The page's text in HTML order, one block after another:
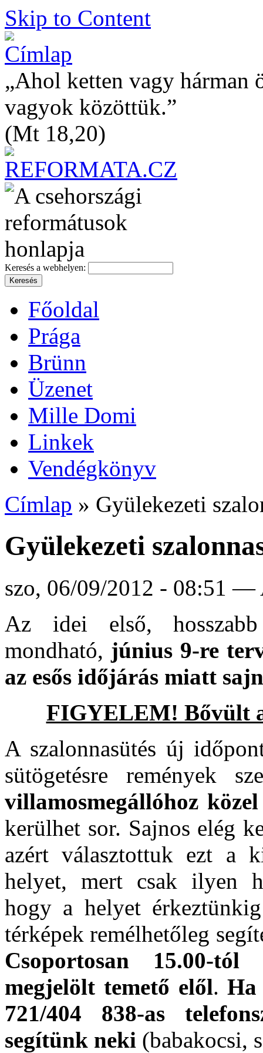
Skip to Content
„Ahol ketten vagy hárman
vagyok közöttük.”
(Mt 18,20)
Keresés a webhelyen:
Főoldal
Prága
Brünn
Üzenet
Mille Domi
Linkek
Vendégkönyv
Címlap » Gyülekezeti
Gyülekezeti
szo, 06/09/2012 - 08:51 —
Az idei első, hosszabb
mondható, június 9-re
az esős időjárás miatt
FIGYELEM! Bővült
A szalonnasütés új
sütögetésre remények
villamosmegállóhoz
kerülhet sor. Sajnos elég
azért választottuk ezt a
helyet, mert csak ilyen
hogy a helyet
térképek remélhetőleg
Csoportosan 15.00-
megjelölt temető elől.Ha
721/404 838-as
segítünk neki (babakocsi,